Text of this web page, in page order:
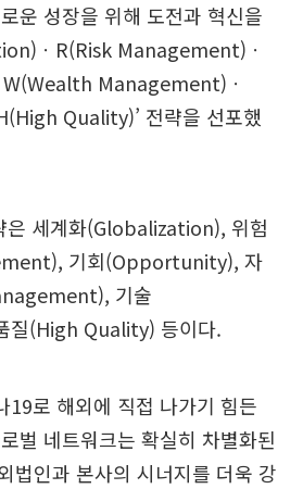
운 성장을 위해 도전과 혁신을
ㆍR(Risk Management)ㆍ
Management)ㆍ
Quality)’ 전략을 선포했
은 세계화(Globalization), 위험
기회(Opportunity), 자
기술
질(High Quality) 등이다.
19로 해외에 직접 나가기 힘든
벌 네트워크는 확실히 차별화된
법인과 본사의 시너지를 더욱 강